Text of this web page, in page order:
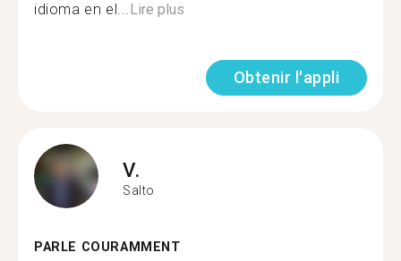
idioma en el...Lire plus
Obtenir l'appli
V.
Salto
PARLE COURAMMENT